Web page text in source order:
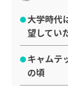
大学時代
望して
キャムテ
の頃